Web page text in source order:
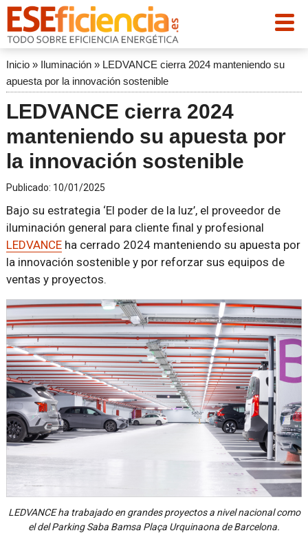
Inicio» Iluminación» LEDVANCE cierra 2024 manteniendo su
apuesta por la innovación sostenible
LEDVANCE cierra 2024
manteniendo su apuesta por
la innovación sostenible
Publicado: 10/01/2025
Bajo su estrategia ‘El poder de la luz’, el proveedor de
iluminación general para cliente final y profesional
LEDVANCEha cerrado 2024 manteniendo su apuesta por
la innovación sostenible y por reforzar sus equipos de
ventas y proyectos.
LEDVANCE ha trabajado en grandes proyectos a nivel nacional como
el del Parking Saba Bamsa Plaça Urquinaona de Barcelona.